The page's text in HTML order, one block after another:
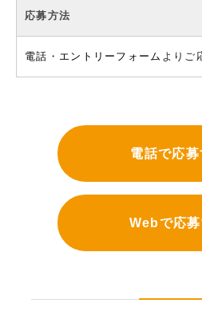
応募方法
電話 ・ エントリーフォーム よりご
電話で応募
Webで応募